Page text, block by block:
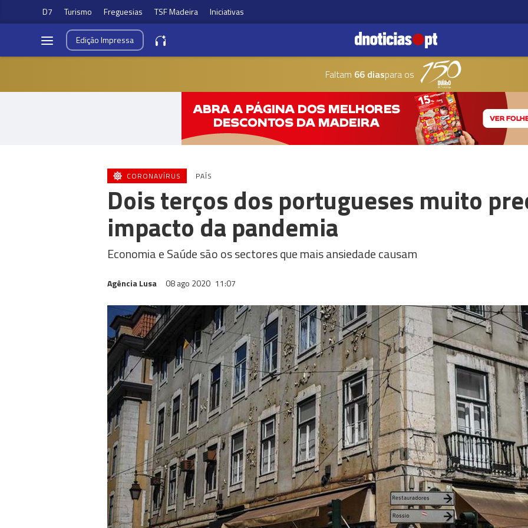
D7 Turismo Freguesias TSF Madeira Iniciativas
EdiçãoImpressa
Faltam 66 diaspara os
CORONAVÍRUS PAÍS
Dois terços dos portugueses muito
impacto da pandemia
Economia e Saúde são os sectores que mais ansiedade causam
Agência Lusa 08 ago 2020 11:07